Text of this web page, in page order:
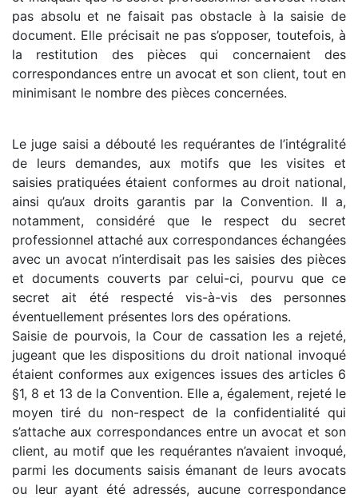
pas absolu et ne faisait pas obstacle à la saisie de
document. Elle précisait ne pas s’opposer, toutefois, à
la restitution des pièces qui concernaient des
correspondances entre un avocat et son client, tout en
minimisant le nombre des pièces concernées.
Le juge saisi a débouté les requérantes de l’intégralité
de leurs demandes, aux motifs que les visites et
saisies pratiquées étaient conformes au droit national,
ainsi qu’aux droits garantis par la Convention. Il a,
notamment, considéré que le respect du secret
professionnel attaché aux correspondances échangées
avec un avocat n’interdisait pas les saisies des pièces
et documents couverts par celui-ci, pourvu que ce
secret ait été respecté vis-à-vis des personnes
éventuellement présentes lors des opérations.
Saisie de pourvois, la Cour de cassation les a rejeté,
jugeant que les dispositions du droit national invoqué
étaient conformes aux exigences issues des articles 6
§1, 8 et 13 de la Convention. Elle a, également, rejeté le
moyen tiré du non-respect de la confidentialité qui
s’attache aux correspondances entre un avocat et son
client, au motif que les requérantes n’avaient invoqué,
parmi les documents saisis émanant de leurs avocats
ou leur ayant été adressés, aucune correspondance